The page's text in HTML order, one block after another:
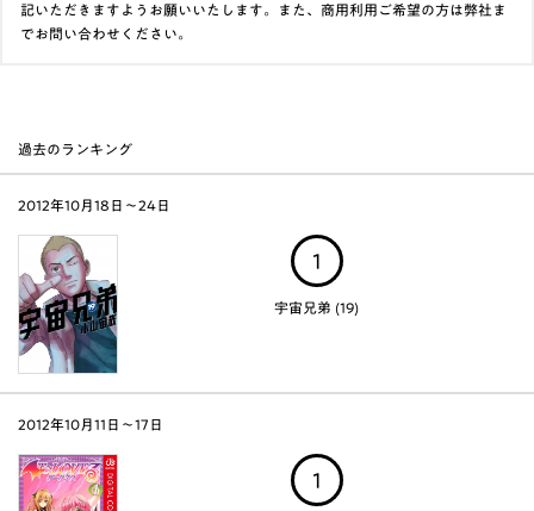
記いただきますようお願いいたします。また、商用利用ご希望の方は弊社ま
でお問い合わせください。
過去のランキング
2012年10月18日～24日
1
宇宙兄弟 (19)
2012年10月11日～17日
1